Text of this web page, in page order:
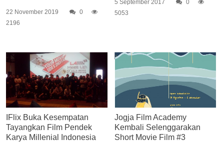
22 November 2019
0
2196
5 September 2017
0
5053
IFlix Buka Kesempatan
Tayangkan Film Pendek
Karya Millenial Indonesia
Jogja Film Academy
Kembali Selenggarakan
Short Movie Film #3